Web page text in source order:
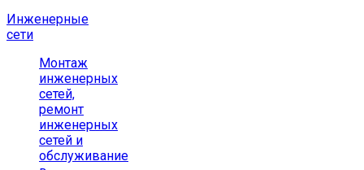
Инженерные
сети
Монтаж
инженерных
сетей,
ремонт
инженерных
сетей и
обслуживание